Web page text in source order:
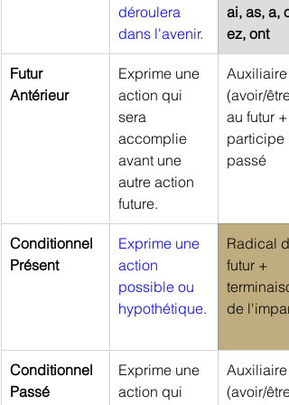
déroulera
dans l'avenir.
ai, as, a,
ez, ont
Futur
Antérieur
Exprime une
action qui
sera
accomplie
avant une
autre action
future.
Auxiliaire
(avoir/être)
au futur +
participe
passé
Conditionnel
Présent
Exprime une
action
possible ou
hypothétique.
Radical
futur +
de
Conditionnel
Passé
Exprime une
action qui
Auxiliaire
(avoir/être)